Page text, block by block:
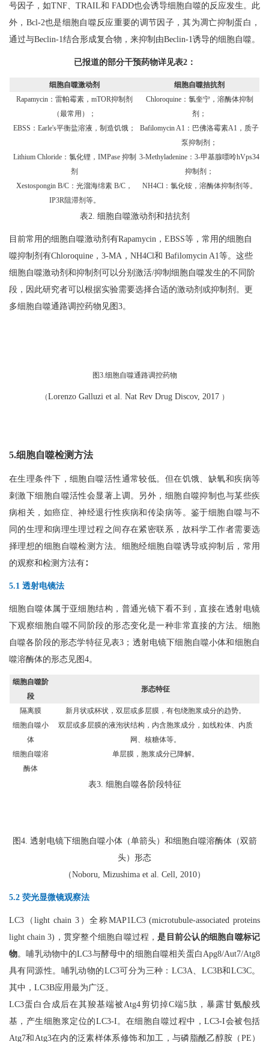
号因子，如TNF、TRAIL和 FADD也会诱导细胞自噬的反应发生。此
外，Bcl-2也是细胞自噬反应重要的调节因子，其为凋亡抑制蛋白，
通过与Beclin-1结合形成复合物，来抑制由Beclin-1诱导的细胞自噬。
已报道的部分干预药物详见表2：
细胞自噬激动剂
细胞自噬拮抗剂
Rapamycin：雷帕霉素，mTOR抑制剂
（最常用）；
Chloroquine：氯奎宁，溶酶体抑制
剂；
EBSS：Earle's平衡盐溶液，制造饥饿；
Bafilomycin A1：巴佛洛霉素A1，质子
泵抑制剂；
Lithium Chloride：氯化锂，IMPase 抑制
剂
3-Methyladenine：3-甲基腺嘌呤hVps34
抑制剂；
Xestospongin B/C：光溜海绵素 B/C，
IP3R阻滞剂等。
NH4Cl：氯化铵，溶酶体抑制剂等。
表2. 细胞自噬激动剂和拮抗剂
目前常用的细胞自噬激动剂有Rapamycin，EBSS等，常用的细胞自
噬抑制剂有Chloroquine，3-MA，NH4Cl和 Bafilomycin A1等。这些
细胞自噬激动剂和抑制剂可以分别激活/抑制细胞自噬发生的不同阶
段，因此研究者可以根据实验需要选择合适的激动剂或抑制剂。更
多细胞自噬通路调控药物见图3。
图3.细胞自噬通路调控药物
（Lorenzo Galluzi et al. Nat Rev Drug Discov, 2017 ）
5.细胞自噬检测方法
在生理条件下，细胞自噬活性通常较低。但在饥饿、缺氧和疾病等
刺激下细胞自噬活性会显著上调。另外，细胞自噬抑制也与某些疾
病相关，如癌症、神经退行性疾病和传染病等。鉴于细胞自噬与不
同的生理和病理生理过程之间存在紧密联系，故科学工作者需要选
择理想的细胞自噬检测方法。细胞经细胞自噬诱导或抑制后，常用
的观察和检测方法有∶
5.1 透射电镜法
细胞自噬体属于亚细胞结构，普通光镜下看不到，直接在透射电镜
下观察细胞自噬不同阶段的形态变化是一种非常直接的方法。细胞
自噬各阶段的形态学特征见表3；透射电镜下细胞自噬小体和细胞自
噬溶酶体的形态见图4。
细胞自噬阶
段
形态特征
隔离膜
新月状或杯状，双层或多层膜，有包绕胞浆成分的趋势。
细胞自噬小
体
双层或多层膜的液泡状结构，内含胞浆成分，如线粒体、内质
网、核糖体等。
细胞自噬溶
酶体
单层膜，胞浆成分已降解。
表3. 细胞自噬各阶段特征
图4. 透射电镜下细胞自噬小体（单箭头）和细胞自噬溶酶体（双箭
头）形态
（Noboru, Mizushima et al. Cell, 2010）
5.2 荧光显微镜观察法
LC3（light chain 3）全称MAP1LC3 (microtubule-associated proteins
light chain 3)，贯穿整个细胞自噬过程，是目前公认的细胞自噬标记
物。哺乳动物中的LC3与酵母中的细胞自噬相关蛋白Apg8/Aut7/Atg8
具有同源性。哺乳动物的LC3可分为三种：LC3A、LC3B和LC3C。
其中，LC3B应用最为广泛。
LC3蛋白合成后在其羧基端被Atg4剪切掉C端5肽，暴露甘氨酸残
基，产生细胞浆定位的LC3-I。在细胞自噬过程中，LC3-I会被包括
Atg7和Atg3在内的泛素样体系修饰和加工，与磷脂酰乙醇胺（PE）